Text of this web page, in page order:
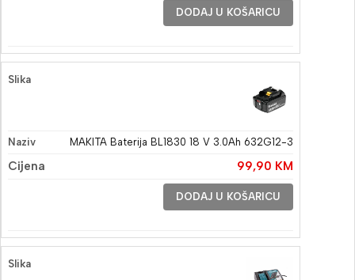
DODAJ U KOŠARICU
MAKITA Baterija BL1830 18 V 3.0Ah 632G12-3
99,90 KM
DODAJ U KOŠARICU